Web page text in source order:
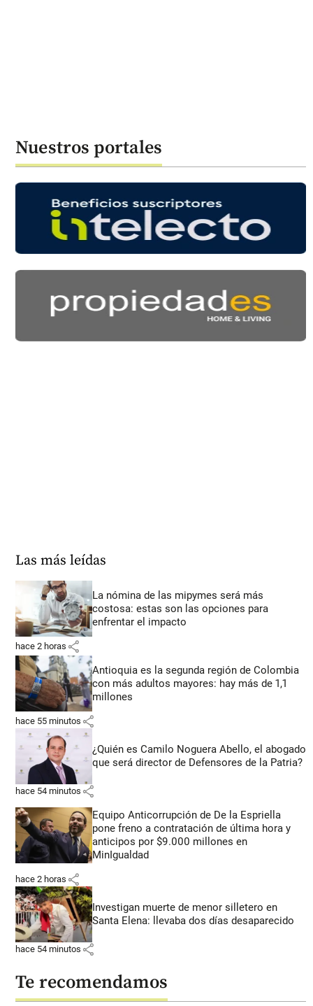
Nuestros portales
Las más leídas
La nómina de las mipymes será más
costosa: estas son las opciones para
enfrentar el impacto
hace 2 horas share
Antioquia es la segunda región de Colombia
con más adultos mayores: hay más de 1,1
millones
hace 55 minutos share
¿Quién es Camilo Noguera Abello, el abogado
que será director de Defensores de la Patria?
hace 54 minutos share
Equipo Anticorrupción de De la Espriella
pone freno a contratación de última hora y
anticipos por $9.000 millones en
MinIgualdad
hace 2 horas share
Investigan muerte de menor silletero en
Santa Elena: llevaba dos días desaparecido
hace 54 minutos share
Te recomendamos